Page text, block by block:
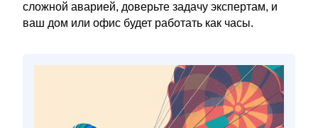
сложной аварией, доверьте задачу экспертам, и
ваш дом или офис будет работать как часы.